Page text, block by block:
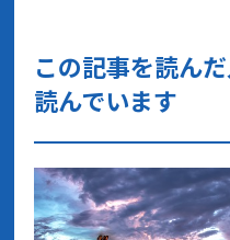
この記事を読ん
読んでいます